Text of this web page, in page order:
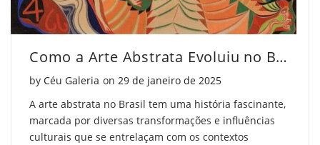
Como a Arte Abstrata Evoluiu no Brasil
by Céu Galeria on Posted on
29 de janeiro de 2025
A arte abstrata no Brasil tem uma história fascinante,
marcada por diversas transformações e influências
culturais que se entrelaçam com os contextos